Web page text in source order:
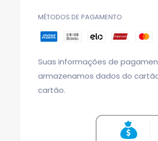
MÉTODOS DE PAGAMENTO
Suas informações de
armazenamos dados do
cartão.